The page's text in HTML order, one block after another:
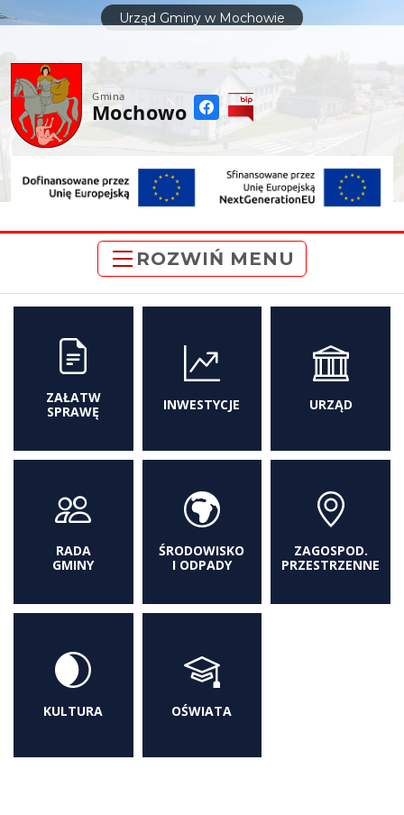
treści
Urząd Gminy w Mochowie
Gmina
Mochowo
ROZWIŃ MENU
ZAŁATW
SPRAWĘ
INWESTYCJE URZĄD
RADA
GMINY
ŚRODOWISKO
I ODPADY
ZAGOSPOD.
PRZESTRZENNE
KULTURA OŚWIATA